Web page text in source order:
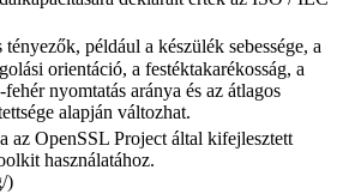
például a készülék sebessége, a
orientáció, a festéktakarékosság, a
nyomtatás aránya és az átlagos
alapján változhat.
az OpenSSL Project által kifejlesztett
használatához.
)